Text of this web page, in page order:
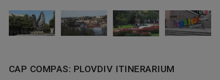
CAP COMPAS: PLOVDIV ITINERARIUM